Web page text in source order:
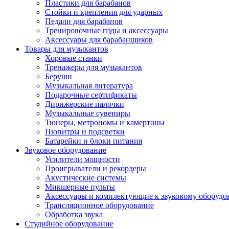
Пластики для барабанов
Стойки и крепления для ударных
Педали для барабанов
Тренировочные пэды и аксессуары
Аксессуары для барабанщиков
Товары для музыкантов
Хоровые станки
Тренажеры для музыкантов
Беруши
Музыкальная литература
Подарочные сертификаты
Дирижерские палочки
Музыкальные сувениры
Тюнеры, метрономы и камертоны
Пюпитры и подсветки
Батарейки и блоки питания
Звуковое оборудование
Усилители мощности
Проигрыватели и рекордеры
Акустические системы
Микшерные пульты
Аксессуары и комплектующие к звуковому
Трансляционное оборудование
Обработка звука
Студийное оборудование